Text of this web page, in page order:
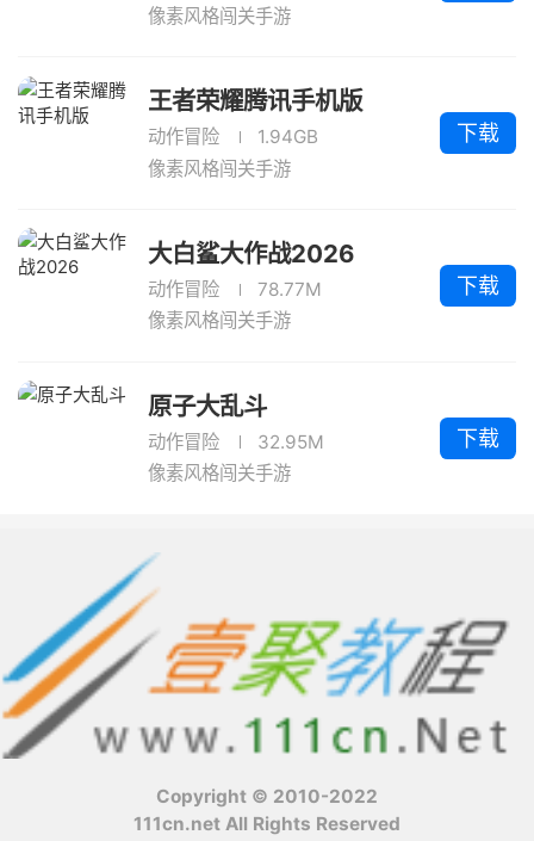
像素风格闯关手游
王者荣耀腾讯手机版
动作冒险
1.94GB
像素风格闯关手游
下载
大白鲨大作战2026
动作冒险
78.77M
像素风格闯关手游
下载
原子大乱斗
动作冒险
32.95M
像素风格闯关手游
下载
Copyright © 2010-2022
111cn.net All Rights Reserved